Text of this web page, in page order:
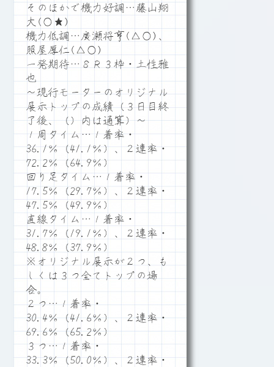
そのほかで機力好調…藤山翔
大(○★)
機力低調…廣瀬将亨(△○)、
照屋厚仁(△○)
一発期待…８Ｒ３枠・土性雅
也
～現行モーターのオリジナル
展示トップの成績（３日目終
了後、（）内は通算）～
１周タイム…１着率・
36.1％（41.1％）、２連率・
72.2％（64.9％）
回り足タイム…１着率・
17.5％（29.7％）、２連率・
47.5％（49.9％）
直線タイム…１着率・
31.7％（19.1％）、２連率・
48.8％（37.9％）
※オリジナル展示が２つ、も
しくは３つ全てトップの場
合。
２つ…１着率・
30.4％（41.6％）、２連率・
69.6％（65.2％）
３つ…１着率・
33.3％（50.0％）、２連率・